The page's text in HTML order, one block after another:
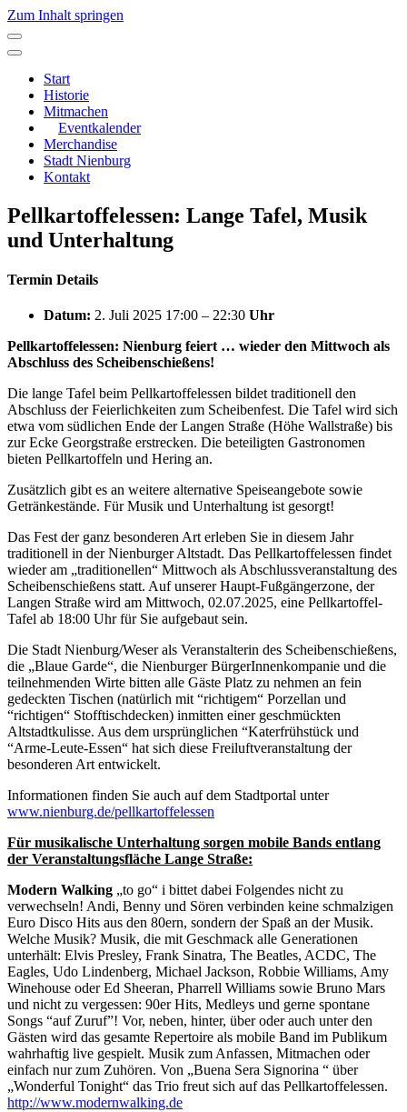
Zum Inhalt springen
Hauptnavigation
Start
Historie
Mitmachen
Eventkalender
Merchandise
Stadt Nienburg
Kontakt
Pellkartoffelessen: Lange Tafel, Musik
und Unterhaltung
Termin Details
Datum: 2. Juli 2025 17:00 – 22:30 Uhr
Pellkartoffelessen: Nienburg feiert … wieder den Mittwoch als
Abschluss des Scheibenschießens!
Die lange Tafel beim Pellkartoffelessen bildet traditionell den
Abschluss der Feierlichkeiten zum Scheibenfest. Die Tafel wird sich
etwa vom südlichen Ende der Langen Straße (Höhe Wallstraße) bis
zur Ecke Georgstraße erstrecken. Die beteiligten Gastronomen
bieten Pellkartoffeln und Hering an.
Zusätzlich gibt es an weitere alternative Speiseangebote sowie
Getränkestände. Für Musik und Unterhaltung ist gesorgt!
Das Fest der ganz besonderen Art erleben Sie in diesem Jahr
traditionell in der Nienburger Altstadt. Das Pellkartoffelessen findet
wieder am „traditionellen“ Mittwoch als Abschlussveranstaltung des
Scheibenschießens statt. Auf unserer Haupt-Fußgängerzone, der
Langen Straße wird am Mittwoch, 02.07.2025, eine Pellkartoffel-
Tafel ab 18:00 Uhr für Sie aufgebaut sein.
Die Stadt Nienburg/Weser als Veranstalterin des Scheibenschießens,
die „Blaue Garde“, die Nienburger BürgerInnenkompanie und die
teilnehmenden Wirte bitten alle Gäste Platz zu nehmen an fein
gedeckten Tischen (natürlich mit “richtigem“ Porzellan und
“richtigen“ Stofftischdecken) inmitten einer geschmückten
Altstadtkulisse. Aus dem ursprünglichen “Katerfrühstück und
“Arme-Leute-Essen“ hat sich diese Freiluftveranstaltung der
besonderen Art entwickelt.
Informationen finden Sie auch auf dem Stadtportal unter
www.nienburg.de/pellkartoffelessen
Für musikalische Unterhaltung sorgen mobile Bands entlang
der Veranstaltungsfläche Lange Straße:
Modern Walking „to go“ i bittet dabei Folgendes nicht zu
verwechseln! Andi, Benny und Sören verbinden keine schmalzigen
Euro Disco Hits aus den 80ern, sondern der Spaß an der Musik.
Welche Musik? Musik, die mit Geschmack alle Generationen
unterhält: Elvis Presley, Frank Sinatra, The Beatles, ACDC, The
Eagles, Udo Lindenberg, Michael Jackson, Robbie Williams, Amy
Winehouse oder Ed Sheeran, Pharrell Williams sowie Bruno Mars
und nicht zu vergessen: 90er Hits, Medleys und gerne spontane
Songs “auf Zuruf”! Vor, neben, hinter, über oder auch unter den
Gästen wird das gesamte Repertoire als mobile Band im Publikum
wahrhaftig live gespielt. Musik zum Anfassen, Mitmachen oder
einfach nur zum Zuhören. Von „Buena Sera Signorina “ über
„Wonderful Tonight“ das Trio freut sich auf das Pellkartoffelessen.
http://www.modernwalking.de